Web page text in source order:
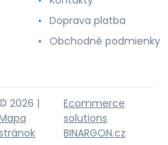
Doprava platba
Obchodné podmienky
2026 |
Ecommerce
solutions
BINARGON.cz